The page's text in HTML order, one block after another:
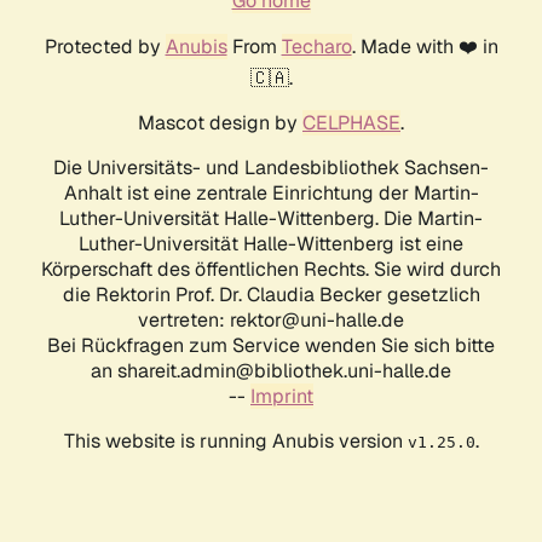
Protected by AnubisFrom Techaro. Made with ❤️ in
🇨🇦.
Mascot design by CELPHASE.
Die Universitäts- und Landesbibliothek Sachsen-
Anhalt ist eine zentrale Einrichtung der Martin-
Luther-Universität Halle-Wittenberg. Die Martin-
Luther-Universität Halle-Wittenberg ist eine
Körperschaft des öffentlichen Rechts. Sie wird durch
die Rektorin Prof. Dr. Claudia Becker gesetzlich
vertreten: rektor@uni-halle.de
Bei Rückfragen zum Service wenden Sie sich bitte
an shareit.admin@bibliothek.uni-halle.de
-- Imprint
This website is running Anubis version v1.25.0.